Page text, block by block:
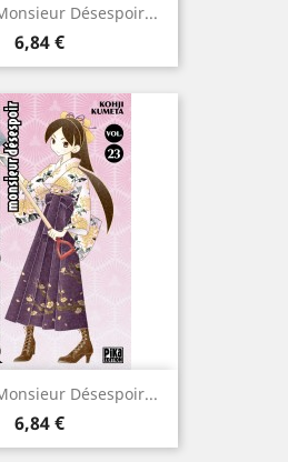
Désespoir...
Prix
6,84 €
Désespoir...
Prix
6,84 €